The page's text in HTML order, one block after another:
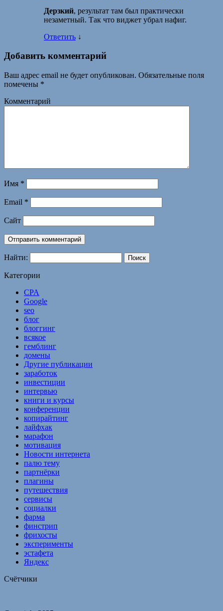
Дерзкий, результат там был практически
незаметный. Так что виджет убрал нафиг.
Ответить ↓
Добавить комментарий
Ваш адрес email не будет опубликован. Обязательные поля
помечены *
Комментарий
Имя *
Email *
Сайт
Найти:
Категории
CPA
Google
seo
блог
блоггинг
всякое
гемблинг
домены
Другие публикации
заработок
инвестиции
интервью
книги и курсы
конференции
копирайтинг
лайфхак
марафон
мотивация
Новости интернета
палю тему
партнёрки
плагины
путешествия
сервисы
социалки
фарма
финстрип
фрихосты
эксперименты
эстафета
Яндекс
Счётчики